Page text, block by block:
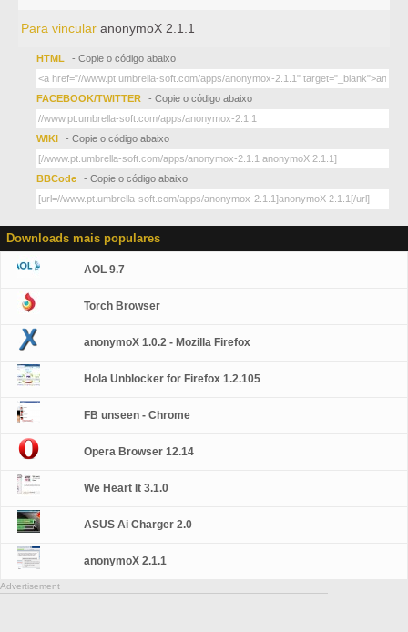
Para vincularanonymoX 2.1.1
HTML - Copie o código abaixo
FACEBOOK/TWITTER - Copie o código abaixo
WIKI - Copie o código abaixo
BBCode - Copie o código abaixo
Downloads mais populares
AOL 9.7
Torch Browser
anonymoX 1.0.2 - Mozilla Firefox
Hola Unblocker for Firefox 1.2.105
FB unseen - Chrome
Opera Browser 12.14
We Heart It 3.1.0
ASUS Ai Charger 2.0
anonymoX 2.1.1
Advertisement